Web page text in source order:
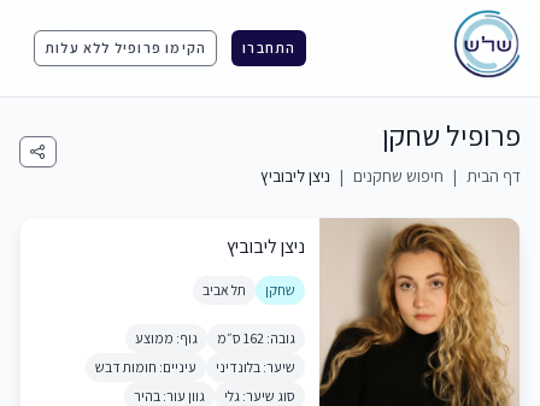
התחברו הקימו פרופיל ללא עלות
פרופיל שחקן
דף הבית | חיפוש שחקנים | ניצן ליבוביץ
ניצן ליבוביץ
שחקן תל אביב
גובה: 162 ס״מ
גוף: ממוצע
שיער: בלונדיני
עיניים: חומות דבש
סוג שיער: גלי
גוון עור: בהיר